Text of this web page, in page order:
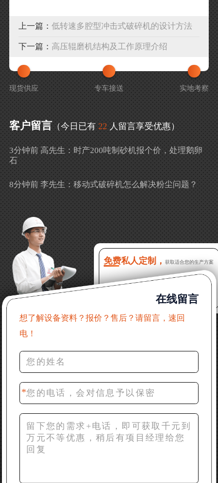
上一篇：低转速多腔型冲击式破碎机的设计方法
下一篇： 高压辊磨机结构及工作原理介绍
现货供应 专车接送 实地考察
客户留言 （今日已有 22 人留言享受优惠）
3分钟前 高先生：时产200吨制砂机报个价，处理鹅卵
石
8分钟前 李先生：移动式破碎机怎么解决粉尘问题？
吗？
16分钟前 程先生：破碎生产线出个方案及报价，有什
么售后服务？
22分钟前 郑女士：想了解时产500吨锤破，加工石灰石
31分钟前 吴先生：成套石头破碎设备有吗？给个详细
产品资料
36分钟前 罗先生：每小时100吨左右的鄂破和反击破，
42分钟前 梁先生：膨润土磨到200目，用什么磨粉设
备？
免费私人定制， 获取适合您的生产方案
在线留言
想了解设备资料？报价？售后？请留言，速回
电！